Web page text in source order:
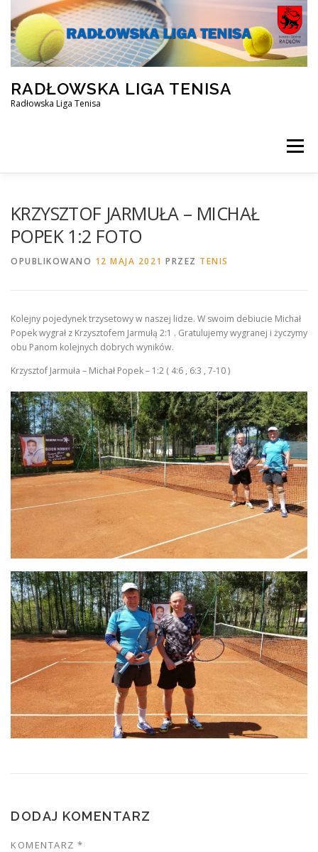
treści
RADŁOWSKA LIGA TENISA
Radłowska Liga Tenisa
Menu
KRZYSZTOF JARMUŁA – MICHAŁ
POPEK 1:2 FOTO
OPUBLIKOWANO 12 MAJA 2021 PRZEZ TENIS
Kolejny pojedynek trzysetowy w naszej lidze. W swoim debiucie Michał
Popek wygrał z Krzysztofem Jarmułą 2:1 . Gratulujemy wygranej i życzymy
obu Panom kolejnych dobrych wyników.
Krzysztof Jarmuła – Michał Popek – 1:2 ( 4:6 , 6:3 , 7-10 )
DODAJ KOMENTARZ
KOMENTARZ *